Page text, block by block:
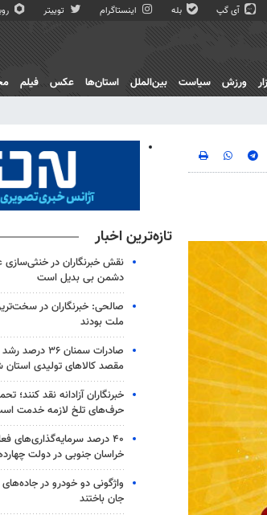
آی گپ بله اینستاگرام توییتر
ورزش سیاست بین‌الملل استان‌ها عکس فیلم
تازه‌ترین اخبار
نقش خبرنگاران در خنثی‌سازی
دشمن بی بدیل است
صالحی: خبرنگاران در
ملت بودند
مقصد کالاهای تولیدی استان
خبرنگاران آزادانه نقد کنند؛
حرف‌های تلخ لازمه خدمت
۴۰ درصد سرمایه‌گذاری‌های
خراسان جنوبی در دولت
جان باختند